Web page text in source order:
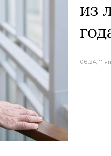
из
06:24, 11